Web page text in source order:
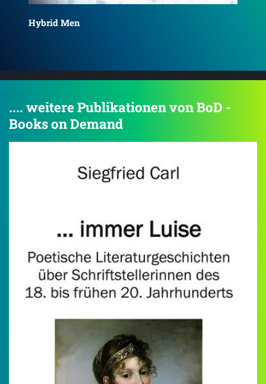
.... weitere Publikationen von BoD -
Books on Demand